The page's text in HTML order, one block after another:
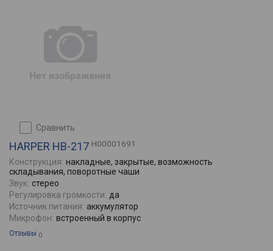
сравнить
HARPER HB-217 H00001691
Конструкция: накладные, закрытые, возможность
складывания, поворотные чаши
Звук: стерео
Регулировка громкости: да
Источник питания: аккумулятор
Микрофон: встроенный в корпус
Отзывы 0